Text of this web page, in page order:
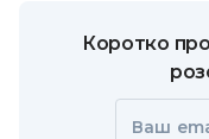
Коротко
Ваш